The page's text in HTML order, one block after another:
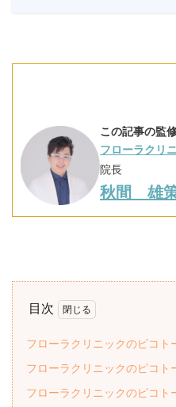
この記事の監
フローラクリ
院長
秋間 雄
目次
フローラクリニックのピコト
フローラクリニックのピコト
フローラクリニックのピコト